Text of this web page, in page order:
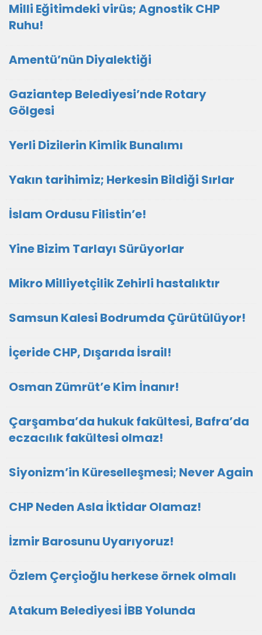
Milli Eğitimdeki virüs; Agnostik CHP
Ruhu!
Amentü’nün Diyalektiği
Gaziantep Belediyesi’nde Rotary
Gölgesi
Yerli Dizilerin Kimlik Bunalımı
Yakın tarihimiz; Herkesin Bildiği Sırlar
İslam Ordusu Filistin’e!
Yine Bizim Tarlayı Sürüyorlar
Mikro Milliyetçilik Zehirli hastalıktır
Samsun Kalesi Bodrumda Çürütülüyor!
İçeride CHP, Dışarıda İsrail!
Osman Zümrüt’e Kim İnanır!
Çarşamba’da hukuk fakültesi, Bafra’da
eczacılık fakültesi olmaz!
Siyonizm’in Küreselleşmesi; Never Again
CHP Neden Asla İktidar Olamaz!
İzmir Barosunu Uyarıyoruz!
Özlem Çerçioğlu herkese örnek olmalı
Atakum Belediyesi İBB Yolunda